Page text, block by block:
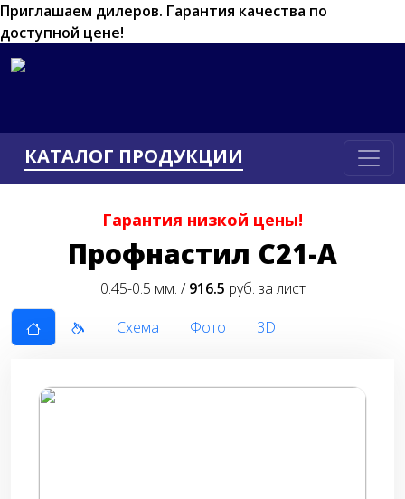
Приглашаем дилеров. Гарантия качества по
доступной цене!
КАТАЛОГ ПРОДУКЦИИ
Гарантия низкой цены!
Профнастил С21-А
0.45-0.5 мм. /916.5 руб. за лист
Схема
Фото 3D